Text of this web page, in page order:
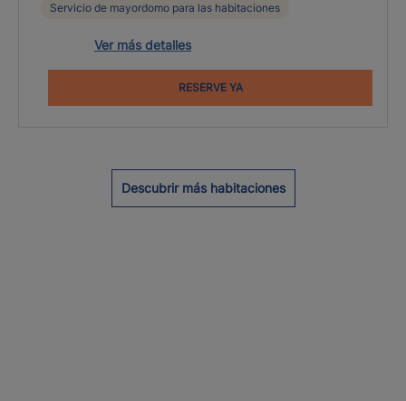
Servicio de mayordomo para las habitaciones
Ver más detalles
RESERVE YA
Descubrir más habitaciones